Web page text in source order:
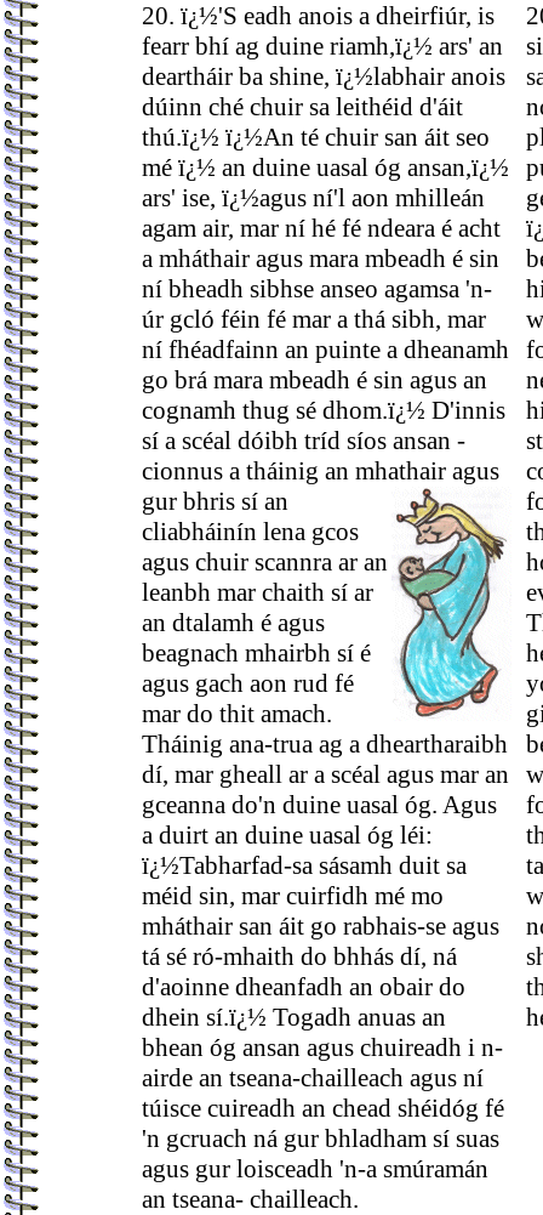
20. ï¿½'S eadh anois a dheirfiúr, is
fearr bhí ag duine riamh,ï¿½ ars' an
deartháir ba shine, ï¿½labhair anois
dúinn ché chuir sa leithéid d'áit
thú.ï¿½ ï¿½An té chuir san áit seo
mé ï¿½ an duine uasal óg ansan,ï¿½
ars' ise, ï¿½agus ní'l aon mhilleán
agam air, mar ní hé fé ndeara é acht
a mháthair agus mara mbeadh é sin
ní bheadh sibhse anseo agamsa 'n-
úr gcló féin fé mar a thá sibh, mar
ní fhéadfainn an puinte a dheanamh
go brá mara mbeadh é sin agus an
cognamh thug sé dhom.ï¿½ D'innis
sí a scéal dóibh tríd síos ansan -
cionnus a tháinig an mhathair agus
gur bhris sí an
cliabháinín lena gcos
agus chuir scannra ar an
leanbh mar chaith sí ar
an dtalamh é agus
beagnach mhairbh sí é
agus gach aon rud fé
mar do thit amach.
Tháinig ana-trua ag a dheartharaibh
dí, mar gheall ar a scéal agus mar an
gceanna do'n duine uasal óg. Agus
a duirt an duine uasal óg léi:
ï¿½Tabharfad-sa sásamh duit sa
méid sin, mar cuirfidh mé mo
mháthair san áit go rabhais-se agus
tá sé ró-mhaith do bhhás dí, ná
d'aoinne dheanfadh an obair do
dhein sí.ï¿½ Togadh anuas an
bhean óg ansan agus chuireadh i n-
airde an tseana-chailleach agus ní
túisce cuireadh an chead shéidóg fé
'n gcruach ná gur bhladham sí suas
agus gur loisceadh 'n-a smúramán
an tseana- chailleach.